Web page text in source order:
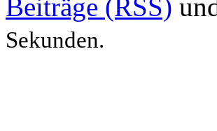
Beiträge (RSS)
Sekunden.